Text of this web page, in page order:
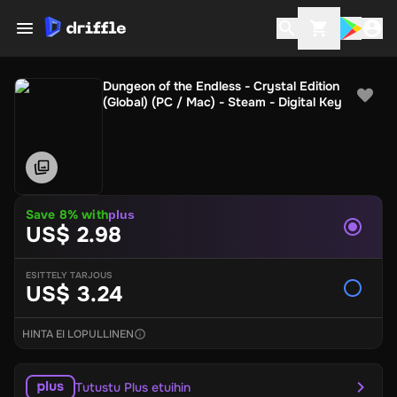
Dungeon of the Endless - Crystal Edition
(Global) (PC / Mac) - Steam - Digital Key
Save 8% withplus
US$ 2.98
ESITTELY TARJOUS
US$ 3.24
HINTA EI LOPULLINEN
Tutustu Plus etuihin